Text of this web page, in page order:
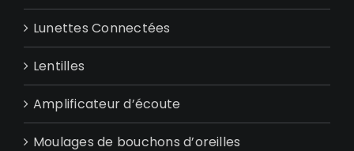
Lunettes Connectées
Lentilles
Amplificateur d’écoute
Moulages de bouchons d’oreilles